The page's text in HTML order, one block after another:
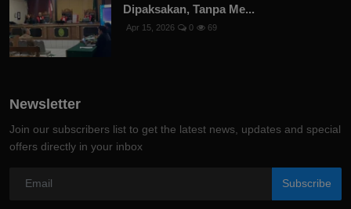
Dipaksakan, Tanpa Me...
Apr 15, 2026 0 69
Newsletter
Join our subscribers list to get the latest news, updates and special
offers directly in your inbox
Subscribe